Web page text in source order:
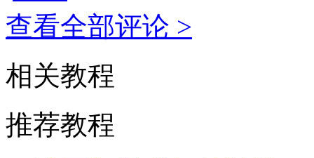
查看全部评论 >
相关教程
推荐教程